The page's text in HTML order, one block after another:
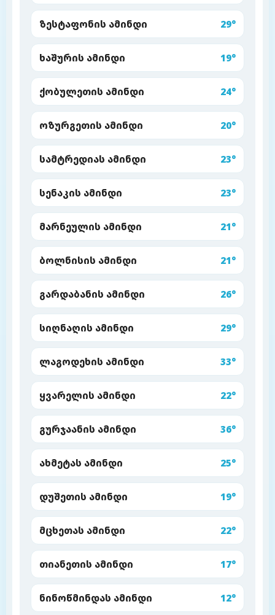
ზესტაფონის ამინდი 29°
ხაშურის ამინდი 19°
ქობულეთის ამინდი 24°
ოზურგეთის ამინდი 20°
სამტრედიას ამინდი 23°
სენაკის ამინდი 23°
მარნეულის ამინდი 21°
ბოლნისის ამინდი 21°
გარდაბანის ამინდი 26°
სიღნაღის ამინდი 29°
ლაგოდეხის ამინდი 33°
ყვარელის ამინდი 22°
გურჯაანის ამინდი 36°
ახმეტას ამინდი 25°
დუშეთის ამინდი 19°
მცხეთას ამინდი 22°
თიანეთის ამინდი 17°
ნინოწმინდას ამინდი 12°